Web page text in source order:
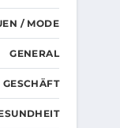
/ MODE
GENERAL
GESCHÄFT